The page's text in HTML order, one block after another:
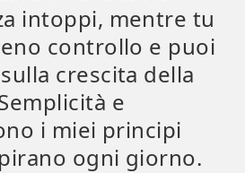
intoppi, mentre tu
controllo e puoi
crescita della
e
i miei principi
ogni giorno.